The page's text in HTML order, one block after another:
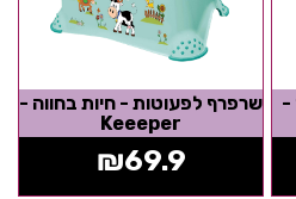
-
שרפרף לפעוטות - חיות בחווה -
Keeeper
₪69.9